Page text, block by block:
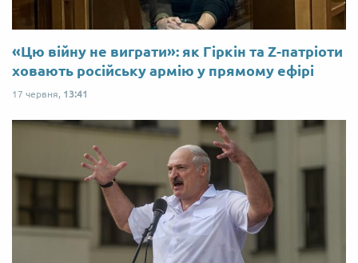
«Цю війну не виграти»: як Гіркін та Z-патріоти
ховають російську армію у прямому ефірі
17 червня, 13:41